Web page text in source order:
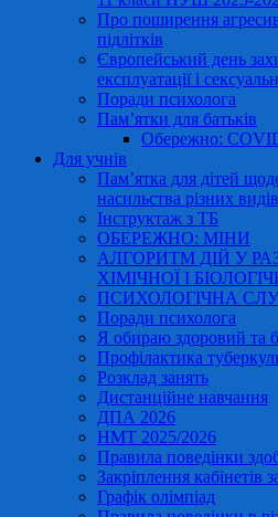
Про поширення
підлітків
Європейський день
експлуатації і
Поради психолога
Пам’ятки для батьків
Обережно:
Для учнів
Пам’ятка для дітей
насильства різних видів
Інструктаж з ТБ
ОБЕРЕЖНО: МІНИ
АЛГОРИТМ ДІЙ У
ХІМІЧНОЇ І
ПСИХОЛОГІЧНА
Поради психолога
Я обираю здоровий та
Профілактика
Розклад занять
Дистанційне навчання
ДПА 2026
НМТ 2025/2026
Правила поведінки
Закріплення кабінетів
Графік олімпіад